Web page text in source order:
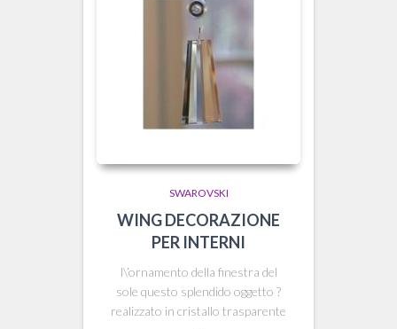
SWAROVSKI
WING DECORAZIONE
PER INTERNI
l\’ornamento della finestra del
sole questo splendido oggetto ?
realizzato in cristallo trasparente